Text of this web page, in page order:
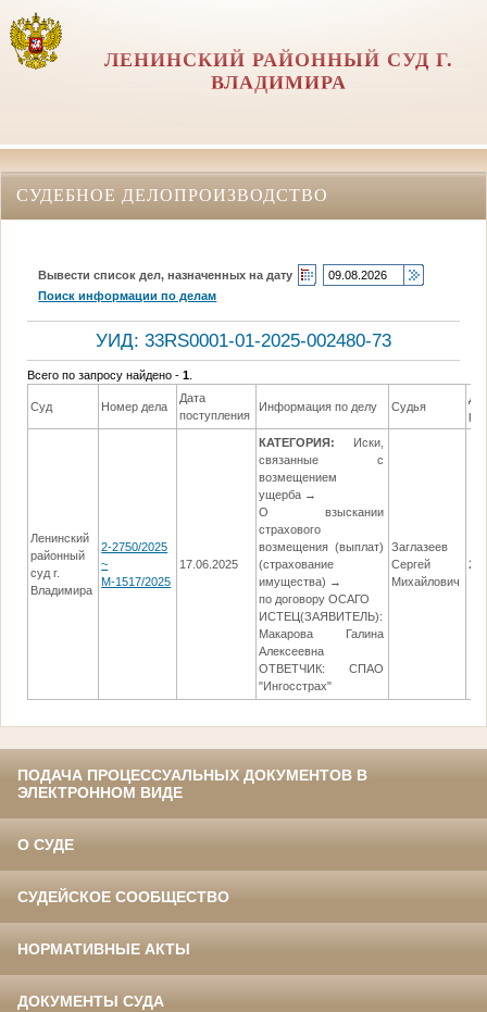
ЛЕНИНСКИЙ РАЙОННЫЙ СУД Г.
ВЛАДИМИРА
СУДЕБНОЕ ДЕЛОПРОИЗВОДСТВО
Вывести список дел, назначенных на дату
Поиск информации по делам
УИД: 33RS0001-01-2025-002480-73
Всего по запросу найдено -1
Суд Номер дела
Дата
поступления
Информация по делу Судья
Ленинский
районный
суд г.
Владимира
2-2750/2025
~
М-1517/2025
17.06.2025
КАТЕГОРИЯ:
Иски,
связанные с
возмещением
ущерба →
О взыскании
страхового
возмещения (выплат)
(страхование
имущества) →
по договору ОСАГО
ИСТЕЦ(ЗАЯВИТЕЛЬ):
Макарова Галина
Алексеевна
ОТВЕТЧИК: СПАО
"Ингосстрах"
Заглазеев
Сергей
Михайлович
ПОДАЧА ПРОЦЕССУАЛЬНЫХ ДОКУМЕНТОВ В
ЭЛЕКТРОННОМ ВИДЕ
О СУДЕ
СУДЕЙСКОЕ СООБЩЕСТВО
НОРМАТИВНЫЕ АКТЫ
ДОКУМЕНТЫ СУДА